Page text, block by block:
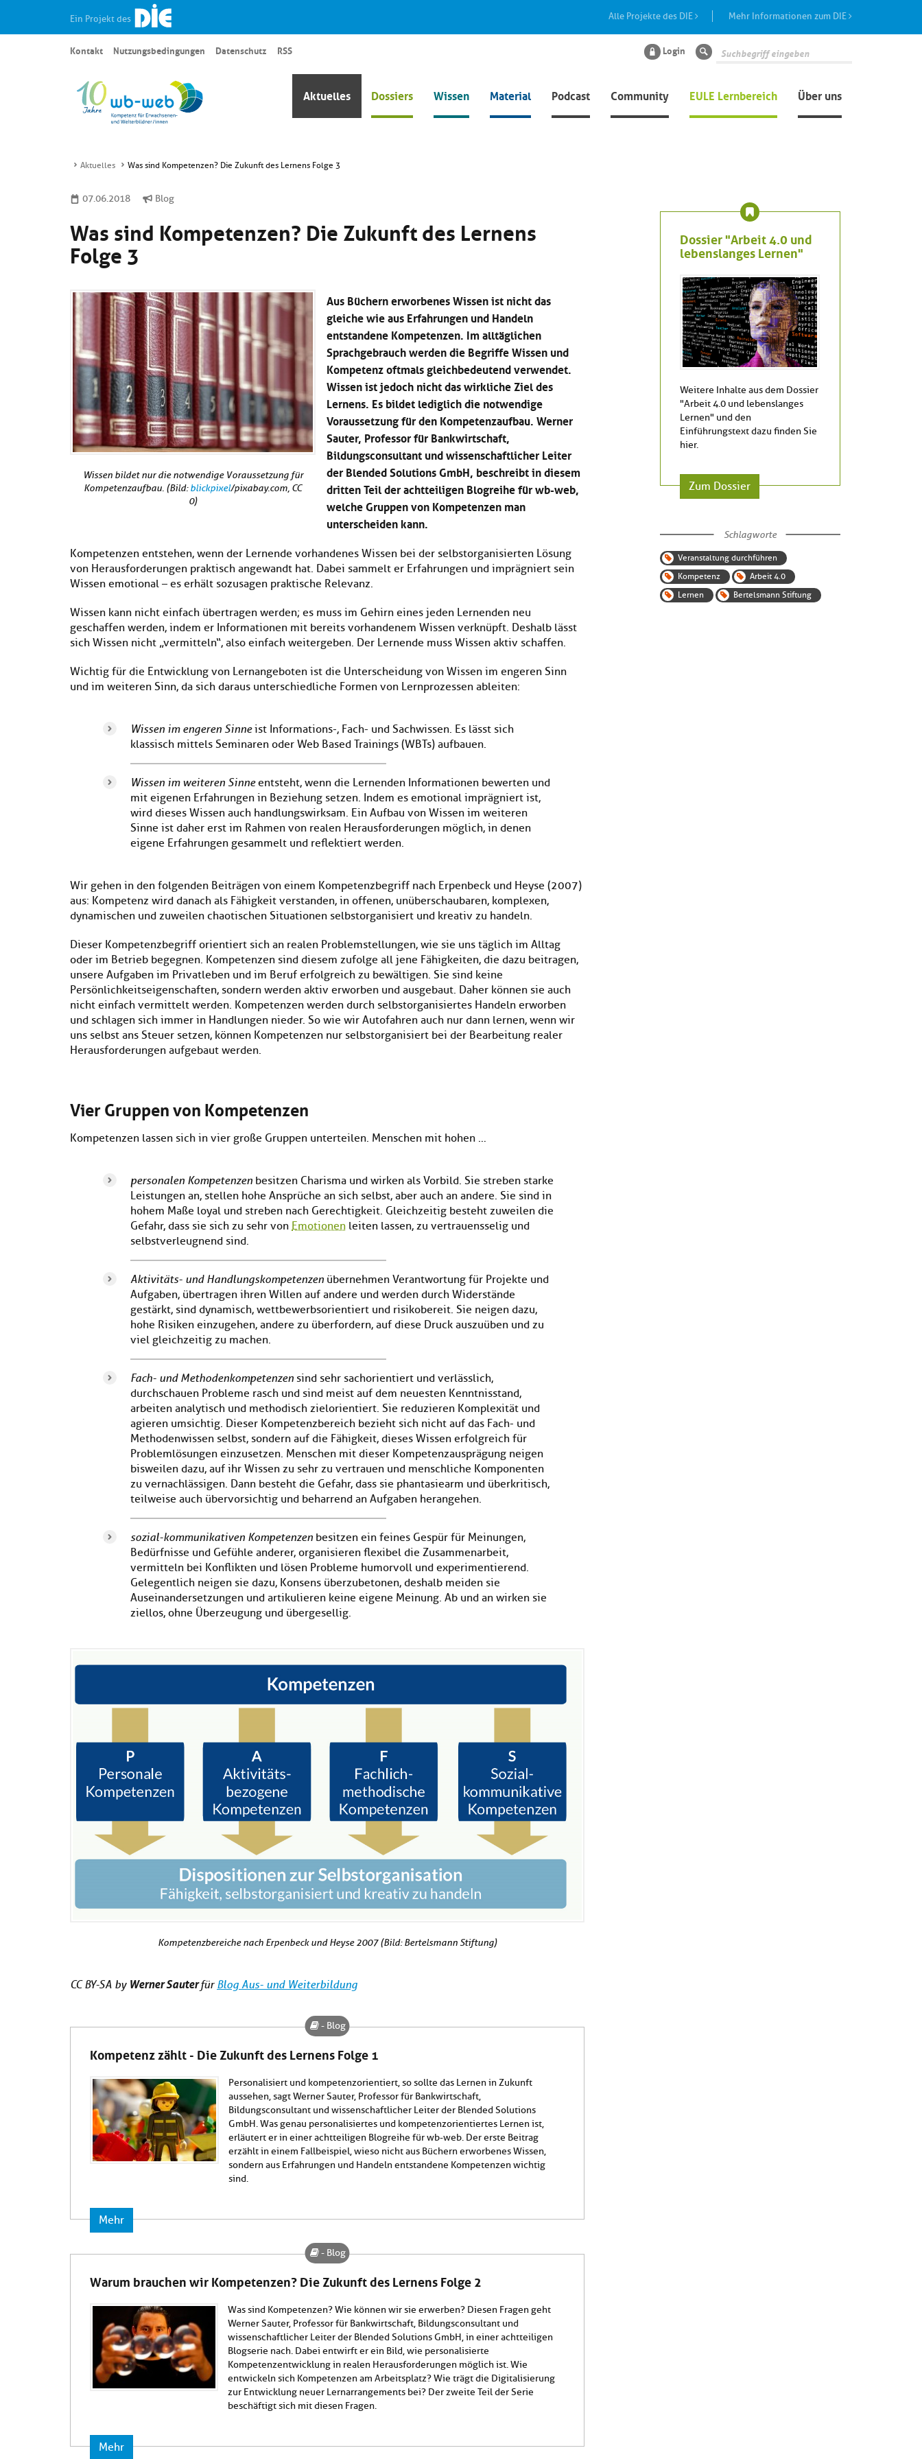
Ein Projekt des Alle Projekte des DIE Mehr Informationen zum DIE
Aktuelles Dossiers Wissen Material Podcast Community EULE Lernbereich Über uns
Kontakt Nutzungsbedingungen Datenschutz RSS Login Suche
Aktuelles Was sind Kompetenzen? Die Zukunft des Lernens Folge 3
07.06.2018 Blog
Was sind Kompetenzen? Die Zukunft des Lernens
Folge 3
Wissen bildet nur die notwendige Voraussetzung für
Kompetenzaufbau. (Bild:blickpixel/pixabay.com, CC
0)
Aus Büchern erworbenes Wissen ist nicht das
gleiche wie aus Erfahrungen und Handeln
entstandene Kompetenzen. Im alltäglichen
Sprachgebrauch werden die Begriffe Wissen und
Kompetenz oftmals gleichbedeutend verwendet.
Wissen ist jedoch nicht das wirkliche Ziel des
Lernens. Es bildet lediglich die notwendige
Voraussetzung für den Kompetenzaufbau. Werner
Sauter, Professor für Bankwirtschaft,
Bildungsconsultant und wissenschaftlicher Leiter
der Blended Solutions GmbH, beschreibt in diesem
dritten Teil der achtteiligen Blogreihe für wb-web,
welche Gruppen von Kompetenzen man
unterscheiden kann.
Kompetenzen entstehen, wenn der Lernende vorhandenes Wissen bei der selbstorganisierten Lösung
von Herausforderungen praktisch angewandt hat. Dabei sammelt er Erfahrungen und imprägniert sein
Wissen emotional – es erhält sozusagen praktische Relevanz.
Wissen kann nicht einfach übertragen werden; es muss im Gehirn eines jeden Lernenden neu
geschaffen werden, indem er Informationen mit bereits vorhandenem Wissen verknüpft. Deshalb lässt
sich Wissen nicht „vermitteln“, also einfach weitergeben. Der Lernende muss Wissen aktiv schaffen.
Wichtig für die Entwicklung von Lernangeboten ist die Unterscheidung von Wissen im engeren Sinn
und im weiteren Sinn, da sich daraus unterschiedliche Formen von Lernprozessen ableiten:
Wissen im engeren Sinneist Informations-, Fach- und Sachwissen. Es lässt sich
klassisch mittels Seminaren oder Web Based Trainings (WBTs) aufbauen.
Wissen im weiteren Sinneentsteht, wenn die Lernenden Informationen bewerten und
mit eigenen Erfahrungen in Beziehung setzen. Indem es emotional imprägniert ist,
wird dieses Wissen auch handlungswirksam. Ein Aufbau von Wissen im weiteren
Sinne ist daher erst im Rahmen von realen Herausforderungen möglich, in denen
eigene Erfahrungen gesammelt und reflektiert werden.
Wir gehen in den folgenden Beiträgen von einem Kompetenzbegriff nach Erpenbeck und Heyse (2007)
aus: Kompetenz wird danach als Fähigkeit verstanden, in offenen, unüberschaubaren, komplexen,
dynamischen und zuweilen chaotischen Situationen selbstorganisiert und kreativ zu handeln.
Dieser Kompetenzbegriff orientiert sich an realen Problemstellungen, wie sie uns täglich im Alltag
oder im Betrieb begegnen. Kompetenzen sind diesem zufolge all jene Fähigkeiten, die dazu beitragen,
unsere Aufgaben im Privatleben und im Beruf erfolgreich zu bewältigen. Sie sind keine
Persönlichkeitseigenschaften, sondern werden aktiv erworben und ausgebaut. Daher können sie auch
nicht einfach vermittelt werden. Kompetenzen werden durch selbstorganisiertes Handeln erworben
und schlagen sich immer in Handlungen nieder. So wie wir Autofahren auch nur dann lernen, wenn wir
uns selbst ans Steuer setzen, können Kompetenzen nur selbstorganisiert bei der Bearbeitung realer
Herausforderungen aufgebaut werden.
Vier Gruppen von Kompetenzen
Kompetenzen lassen sich in vier große Gruppen unterteilen. Menschen mit hohen …
personalen Kompetenzen besitzen Charisma und wirken als Vorbild. Sie streben starke
Leistungen an, stellen hohe Ansprüche an sich selbst, aber auch an andere. Sie sind in
hohem Maße loyal und streben nach Gerechtigkeit. Gleichzeitig besteht zuweilen die
Gefahr, dass sie sich zu sehr von Emotionen leiten lassen, zu vertrauensselig und
selbstverleugnend sind.
Aktivitäts- und Handlungskompetenzen übernehmen Verantwortung für Projekte und
Aufgaben, übertragen ihren Willen auf andere und werden durch Widerstände
gestärkt, sind dynamisch, wettbewerbsorientiert und risikobereit. Sie neigen dazu,
hohe Risiken einzugehen, andere zu überfordern, auf diese Druck auszuüben und zu
viel gleichzeitig zu machen.
Fach- und Methodenkompetenzen sind sehr sachorientiert und verlässlich,
durchschauen Probleme rasch und sind meist auf dem neuesten Kenntnisstand,
arbeiten analytisch und methodisch zielorientiert. Sie reduzieren Komplexität und
agieren umsichtig. Dieser Kompetenzbereich bezieht sich nicht auf das Fach- und
Methodenwissen selbst, sondern auf die Fähigkeit, dieses Wissen erfolgreich für
Problemlösungen einzusetzen. Menschen mit dieser Kompetenzausprägung neigen
bisweilen dazu, auf ihr Wissen zu sehr zu vertrauen und menschliche Komponenten
zu vernachlässigen. Dann besteht die Gefahr, dass sie phantasiearm und überkritisch,
teilweise auch übervorsichtig und beharrend an Aufgaben herangehen.
sozial-kommunikativen Kompetenzen besitzen ein feines Gespür für Meinungen,
Bedürfnisse und Gefühle anderer, organisieren flexibel die Zusammenarbeit,
vermitteln bei Konflikten und lösen Probleme humorvoll und experimentierend.
Gelegentlich neigen sie dazu, Konsens überzubetonen, deshalb meiden sie
Auseinandersetzungen und artikulieren keine eigene Meinung. Ab und an wirken sie
ziellos, ohne Überzeugung und übergesellig.
Kompetenzbereiche nach Erpenbeck und Heyse 2007 (Bild: Bertelsmann Stiftung)
CC BY-SA by Werner Sauterfür Blog Aus- und Weiterbildung
Kompetenz zählt - Die Zukunft des Lernens Folge 1
- Blog
Personalisiert und kompetenzorientiert, so sollte das Lernen in Zukunft
aussehen, sagt Werner Sauter, Professor für Bankwirtschaft,
Bildungsconsultant und wissenschaftlicher Leiter der Blended Solutions
GmbH. Was genau personalisiertes und kompetenzorientiertes Lernen ist,
erläutert er in einer achtteiligen Blogreihe für wb-web. Der erste Beitrag
erzählt in einem Fallbeispiel, wieso nicht aus Büchern erworbenes Wissen,
sondern aus Erfahrungen und Handeln entstandene Kompetenzen wichtig
sind.
Mehr
Warum brauchen wir Kompetenzen? Die Zukunft des Lernens Folge 2
- Blog
Was sind Kompetenzen? Wie können wir sie erwerben? Diesen Fragen geht
Werner Sauter, Professor für Bankwirtschaft, Bildungsconsultant und
wissenschaftlicher Leiter der Blended Solutions GmbH, in einer achtteiligen
Blogserie nach. Dabei entwirft er ein Bild, wie personalisierte
Kompetenzentwicklung in realen Herausforderungen möglich ist. Wie
entwickeln sich Kompetenzen am Arbeitsplatz? Wie trägt die Digitalisierung
zur Entwicklung neuer Lernarrangements bei? Der zweite Teil der Serie
beschäftigt sich mit diesen Fragen.
Mehr
Dossier "Arbeit 4.0 und
lebenslanges Lernen"
Weitere Inhalte aus dem Dossier
"Arbeit 4.0 und lebenslanges
Lernen" und den
Einführungstext dazu finden Sie
hier.
Zum Dossier
Schlagworte
Veranstaltung durchführen
Kompetenz
Arbeit 4.0
Lernen
Bertelsmann Stiftung